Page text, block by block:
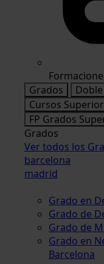
Grados
Cursos
FP Grados
Grados
Ver todos los
barcelona
madrid
Grado en
Grado de
Grado de
Grado en
Barcelona